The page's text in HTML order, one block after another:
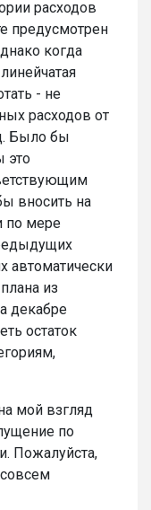
расходов
предусмотрен
когда
- не
расходов от
Было бы
это
вносить на
по мере
автоматически
из
декабре
остаток
мой взгляд
по
Пожалуйста,
совсем